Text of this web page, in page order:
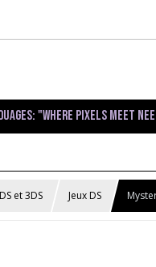
"Where pixels meet
DS et 3DS Jeux DS